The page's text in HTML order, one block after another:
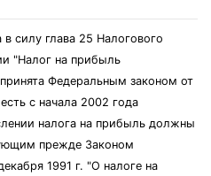
силу глава 25 Налогового
"Налог на прибыль
Федеральным законом от
с начала 2002 года
налога на прибыль должны
прежде Законом
1991 г. "О налоге на